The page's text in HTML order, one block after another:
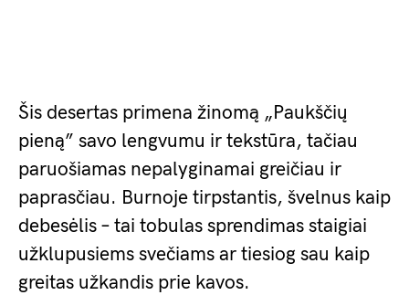
Šis desertas primena žinomą „Paukščių
pieną” savo lengvumu ir tekstūra, tačiau
paruošiamas nepalyginamai greičiau ir
paprasčiau. Burnoje tirpstantis, švelnus kaip
debesėlis – tai tobulas sprendimas staigiai
užklupusiems svečiams ar tiesiog sau kaip
greitas užkandis prie kavos.